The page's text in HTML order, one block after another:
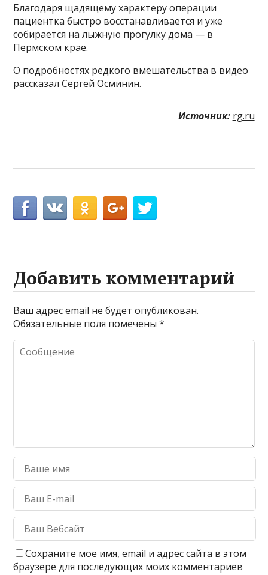
Благодаря щадящему характеру операции
пациентка быстро восстанавливается и уже
собирается на лыжную прогулку дома — в
Пермском крае.
О подробностях редкого вмешательства в видео
рассказал Сергей Осминин.
Источник: rg.ru
Добавить комментарий
Ваш адрес email не будет опубликован.
Обязательные поля помечены*
Сохраните моё имя, email и адрес сайта в этом
браузере для последующих моих комментариев